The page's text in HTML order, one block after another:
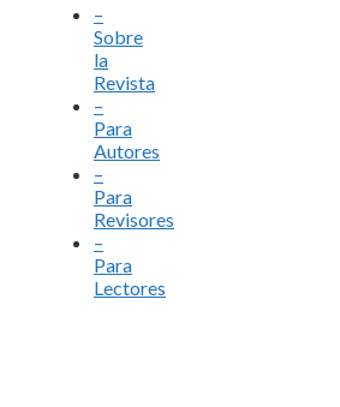
–
Sobre
la
Revista
–
Para
Autores
–
Para
Revisores
–
Para
Lectores